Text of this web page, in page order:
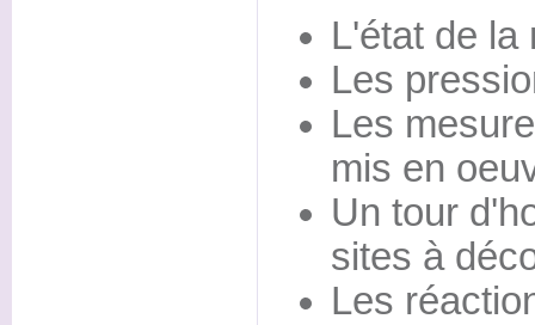
L'état de la
Les
Les
mis en
Un tour
sites à
Les